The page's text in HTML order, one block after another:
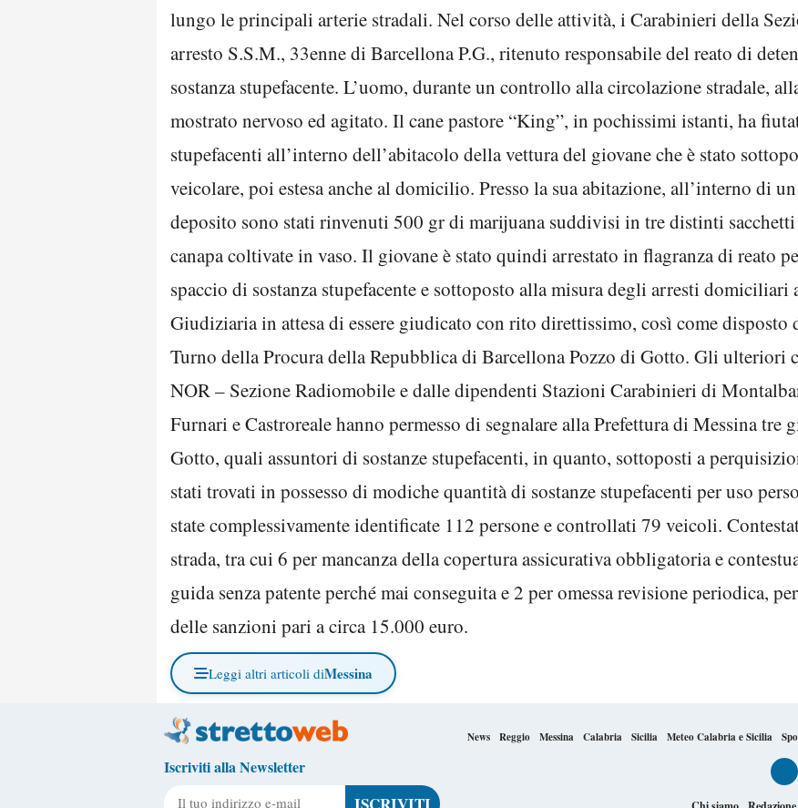
lungo le principali arterie stradali. Nel corso delle attività, i Carabinieri della
arresto S.S.M., 33enne di Barcellona P.G., ritenuto responsabile del reato di
sostanza stupefacente. L’uomo, durante un controllo alla circolazione stradale,
mostrato nervoso ed agitato. Il cane pastore “King”, in pochissimi istanti, ha
stupefacenti all’interno dell’abitacolo della vettura del giovane che è stato
veicolare, poi estesa anche al domicilio. Presso la sua abitazione, all’interno di
deposito sono stati rinvenuti 500 gr di marijuana suddivisi in tre distinti
canapa coltivate in vaso. Il giovane è stato quindi arrestato in flagranza di reato
spaccio di sostanza stupefacente e sottoposto alla misura degli arresti
Giudiziaria in attesa di essere giudicato con rito direttissimo, così come
Turno della Procura della Repubblica di Barcellona Pozzo di Gotto. Gli
NOR – Sezione Radiomobile e dalle dipendenti Stazioni Carabinieri di
Furnari e Castroreale hanno permesso di segnalare alla Prefettura di Messina tre
Gotto, quali assuntori di sostanze stupefacenti, in quanto, sottoposti a
stati trovati in possesso di modiche quantità di sostanze stupefacenti per uso
state complessivamente identificate 112 persone e controllati 79 veicoli.
strada, tra cui 6 per mancanza della copertura assicurativa obbligatoria e
guida senza patente perché mai conseguita e 2 per omessa revisione periodica,
delle sanzioni pari a circa 15.000 euro.
Leggi altri articoli diMessina
News Reggio Messina Calabria Sicilia Meteo Calabria e Sicilia
Iscriviti alla Newsletter